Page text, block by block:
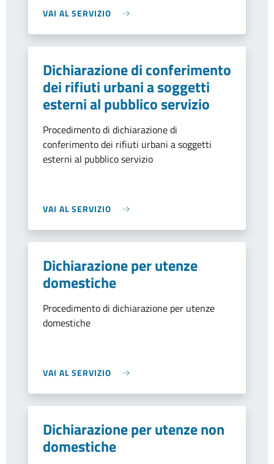
VAI AL SERVIZIO
Dichiarazione di conferimento
dei rifiuti urbani a soggetti
esterni al pubblico servizio
Procedimento di dichiarazione di
conferimento dei rifiuti urbani a soggetti
esterni al pubblico servizio
VAI AL SERVIZIO
Dichiarazione per utenze
domestiche
Procedimento di dichiarazione per utenze
domestiche
VAI AL SERVIZIO
Dichiarazione per utenze non
domestiche